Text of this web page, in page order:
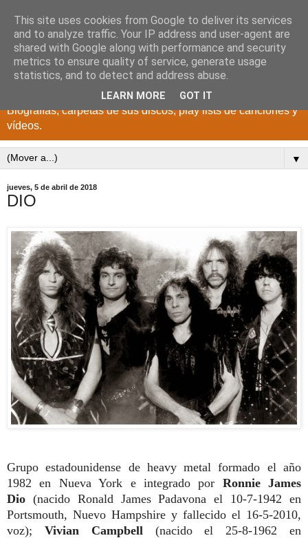
DISCOS PARA EL
RECUERDO
CANTANTES Y GRUPOS DE LOS AÑOS 1950 a 2022.
Biografías, carpetas de sus discos, play lists de canciones y
vídeos.
▼
jueves, 5 de abril de 2018
DIO
Grupo estadounidense de heavy metal formado el año
1982 en Nueva York e integrado por Ronnie James
Dio (nacido Ronald James Padavona el 10-7-1942 en
Portsmouth, Nuevo Hampshire y fallecido el 16-5-2010,
voz); Vivian Campbell
(nacido el 25-8-1962 en
This site uses cookies from Google to deliver its services
and to analyze traffic. Your IP address and user-agent are
shared with Google along with performance and security
metrics to ensure quality of service, generate usage
statistics, and to detect and address abuse.
LEARN MORE GOT IT